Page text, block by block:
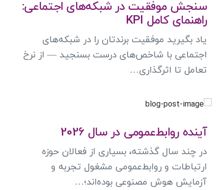
سنجش موفقیت در شبکه‌های اجتماعی:
راهنمای کامل KPI
یاد بگیرید موفقیت برندتان را در شبکه‌های
اجتماعی با شاخص‌های درست بسنجید — از نرخ
تعامل تا اثرگذاری…
آینده روابط‌عمومی در سال 2026
در چند سال گذشته، بسیاری از فعالان حوزه
ارتباطات و روابط‌عمومی مشغول تجربه و
آزمایش هوش مصنوعی بوده‌اند؛…